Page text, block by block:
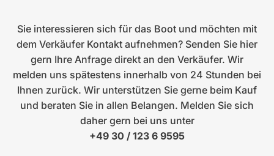
Sie interessieren sich für das Boot und möchten mit
dem Verkäufer Kontakt aufnehmen? Senden Sie hier
gern Ihre Anfrage direkt an den Verkäufer. Wir
melden uns spätestens innerhalb von 24 Stunden bei
Ihnen zurück. Wir unterstützen Sie gerne beim Kauf
und beraten Sie in allen Belangen. Melden Sie sich
daher gern bei uns unter
+49 30 / 123 6 9595